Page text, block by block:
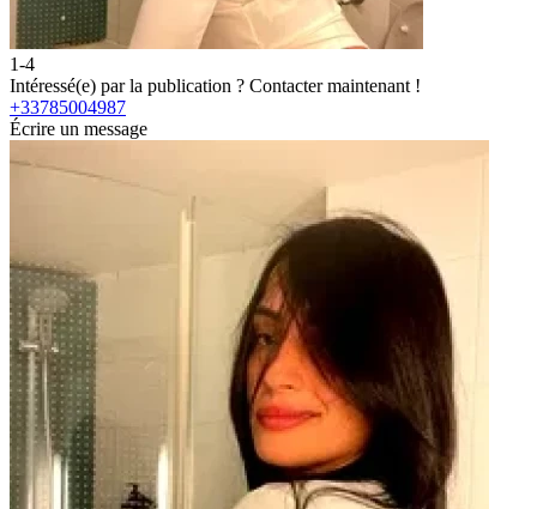
1-4
Intéressé(e) par la publication ? Contacter maintenant !
+33785004987
Écrire un message